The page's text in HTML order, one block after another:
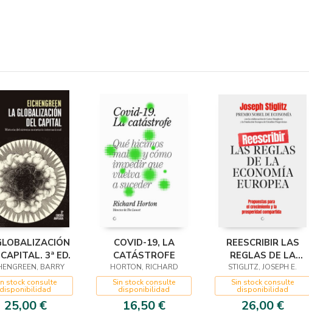
3ª ED.
BARRY
stock consulte
disponibilidad
25,00 €
COVID-19, LA
CATÁSTROFE
HORTON, RICHARD
Sin stock consulte
disponibilidad
16,50 €
REESCRIBIR LAS
REGLAS DE LA
ECONOMÍA
EUROPEA
STIGLITZ, JOSEPH E.
Sin stock consulte
disponibilidad
26,00 €